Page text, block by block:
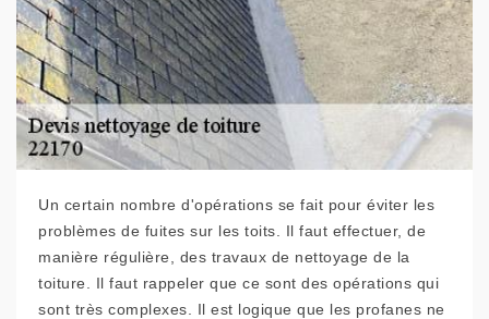
Un certain nombre d'opérations se fait pour éviter les
problèmes de fuites sur les toits. Il faut effectuer, de
manière régulière, des travaux de nettoyage de la
toiture. Il faut rappeler que ce sont des opérations qui
sont très complexes. Il est logique que les profanes ne